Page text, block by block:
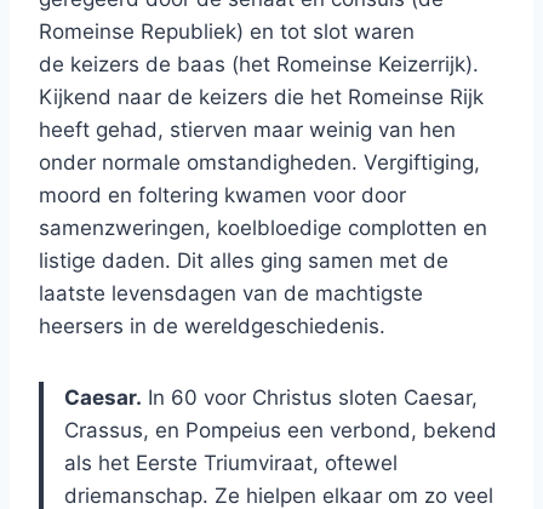
Romeinse Republiek) en tot slot waren
de keizers de baas (het Romeinse Keizerrijk).
Kijkend naar de keizers die het Romeinse Rijk
heeft gehad, stierven maar weinig van hen
onder normale omstandigheden. Vergiftiging,
moord en foltering kwamen voor door
samenzweringen, koelbloedige complotten en
listige daden. Dit alles ging samen met de
laatste levensdagen van de machtigste
heersers in de wereldgeschiedenis.
Caesar. In 60 voor Christus sloten Caesar,
Crassus, en Pompeius een verbond, bekend
als het Eerste Triumviraat, oftewel
driemanschap. Ze hielpen elkaar om zo veel